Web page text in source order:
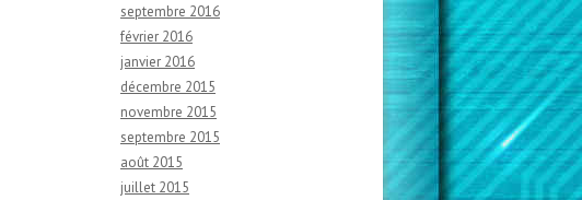
septembre 2016
février 2016
janvier 2016
décembre 2015
novembre 2015
septembre 2015
août 2015
juillet 2015